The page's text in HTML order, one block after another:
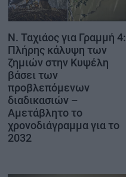
Ν. Ταχιάος για Γραμμή 4:
Πλήρης κάλυψη των
ζημιών στην Κυψέλη
βάσει των
προβλεπόμενων
διαδικασιών –
Αμετάβλητο το
χρονοδιάγραμμα για το
2032